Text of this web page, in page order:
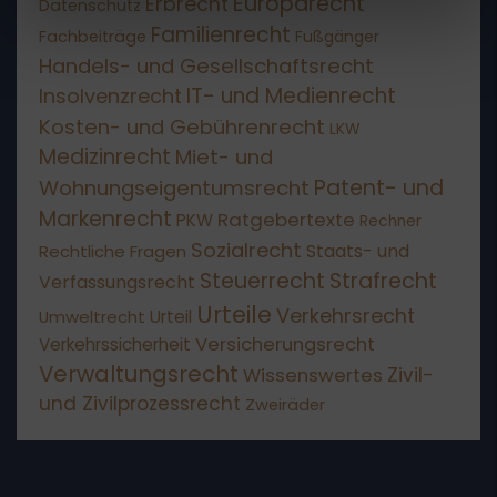
Datenschutz
Fachbeiträge Familienrecht Fußgänger
Handels- und Gesellschaftsrecht
Insolvenzrecht IT- und Medienrecht
Kosten- und Gebührenrecht LKW
Medizinrecht Miet- und
Wohnungseigentumsrecht Patent- und
Markenrecht PKW Ratgebertexte Rechner
Rechtliche Fragen Sozialrecht Staats- und
Verfassungsrecht Steuerrecht Strafrecht
Umweltrecht Urteil Urteile Verkehrsrecht
Verkehrssicherheit Versicherungsrecht
Verwaltungsrecht Wissenswertes Zivil-
und Zivilprozessrecht Zweiräder